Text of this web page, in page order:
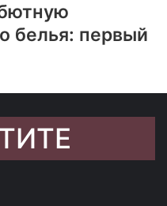
белья: первый